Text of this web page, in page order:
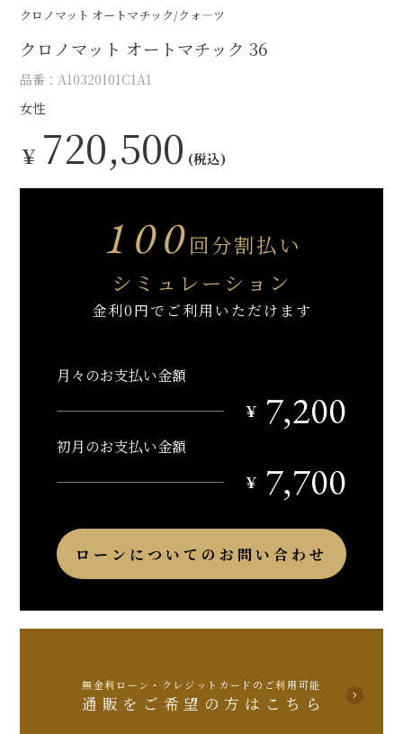
クロノマット オートマチック/クォ―ツ
クロノマット オートマチック 36
品番：A10320101C1A1
女性
￥ 720,500 (税込)
100回分割払い
シミュレーション
金利0円でご利用いただけます
月々のお支払い金額
￥ 7,200
初月のお支払い金額
￥ 7,700
ローンについてのお問い合わせ
無金利ローン・クレジットカードのご利用可能
通販をご希望の方はこちら